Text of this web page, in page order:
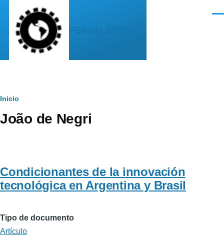
Pasar al contenido principal
Sobrescribir
enlaces
a
la
Inicio
João de Negri
Condicionantes de la innovación
tecnológica en Argentina y Brasil
Tipo de documento
Artículo